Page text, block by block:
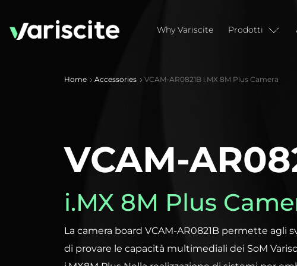
Why Variscite Prodotti
Home Accessories VCAM-AR0821B i.MX 8M Plus Camera
VCAM-
i.MX 8M Plus
La camera board VCAM-AR0821B permette agli
di provare le capacità multimediali dei SoM